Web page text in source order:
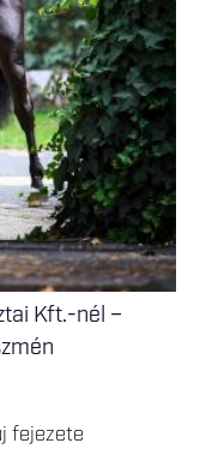
Kft.-nél –
fejezete